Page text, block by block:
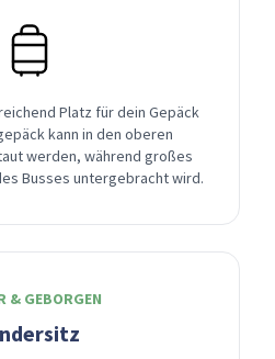
Platz für dein Gepäck
kann in den oberen
werden, während großes
Busses untergebracht wird.
& GEBORGEN